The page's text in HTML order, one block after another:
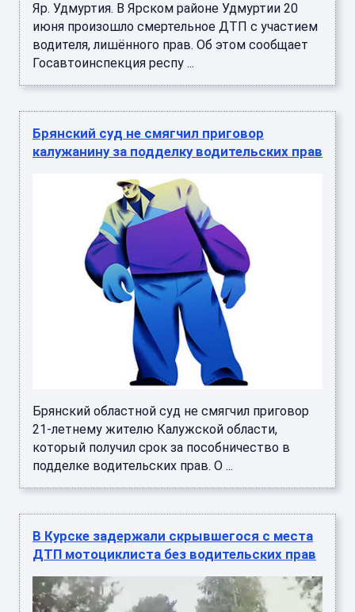
Яр. Удмуртия. В Ярском районе Удмуртии 20
июня произошло смертельное ДТП с участием
водителя, лишённого прав. Об этом сообщает
Госавтоинспекция респу ...
Брянский суд не смягчил приговор
калужанину за подделку водительских прав
Брянский областной суд не смягчил приговор
21-летнему жителю Калужской области,
который получил срок за пособничество в
подделке водительских прав. О ...
В Курске задержали скрывшегося с места
ДТП мотоциклиста без водительских прав